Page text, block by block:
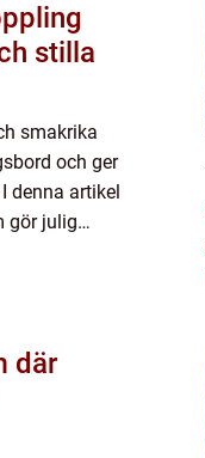
stilla
smakrika
och ger
denna artikel
gör julig